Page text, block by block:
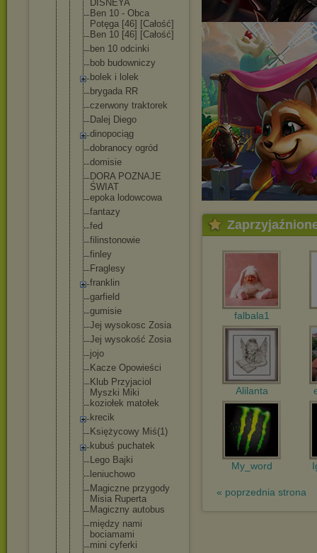
DISNEYA
Ben 10 - Obca
Potęga [46] [Całość]
Ben 10 [46] [Całość]
ben 10 odcinki
bob budowniczy
bolek i lolek
brygada RR
czerwony traktorek
Dalej Diego
dinopociąg
dobranocy ogród
domisie
DORA POZNAJE
ŚWIAT
epoka lodowcowa
fantazy
fed
filinstonowie
finley
Fraglesy
franklin
garfield
gumisie
Jej wysokosc Zosia
Jej wysokość Zosia
jojo
Kacze Opowieści
Klub Przyjaciol
Myszki Miki
koziołek matołek
krecik
Księżycowy Miś(1)
kubuś puchatek
Lego Bajki
leniuchowo
Magiczne przygody
Misia Ruperta
Magiczny autobus
między nami
bociamami
mini cyferki
falbala1
Alilanta
My_word
« poprzednia strona